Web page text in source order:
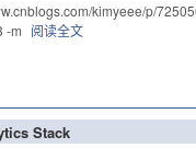
kimyeee/p/
-m 阅读全文
Stack